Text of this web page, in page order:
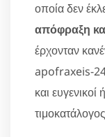
οποία δεν
απόφραξη
έρχονταν
apofraxeis-
και